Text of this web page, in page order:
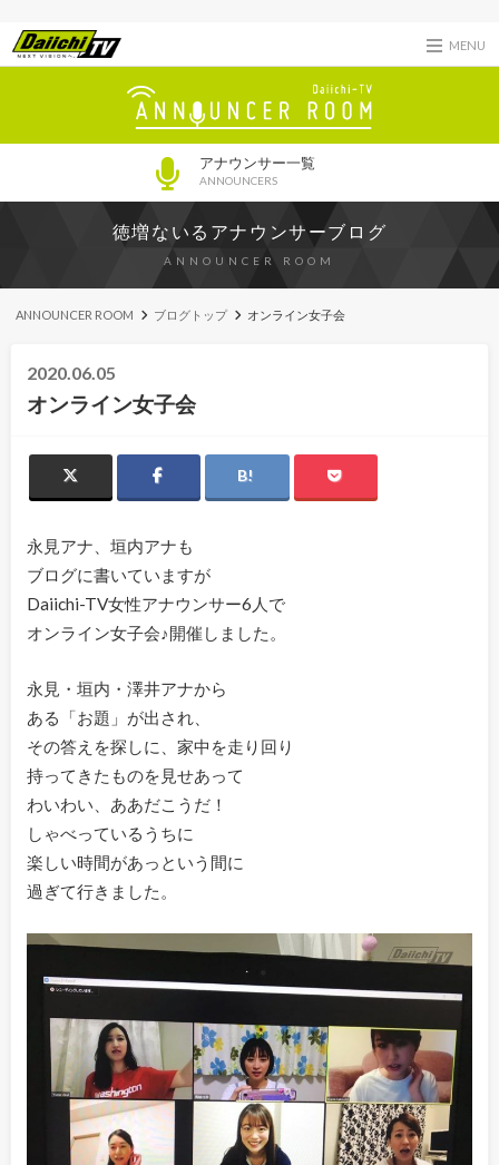
MENU
アナウンサー一覧
ANNOUNCERS
徳増ないるアナウンサーブログ
ANNOUNCER ROOM
ANNOUNCER ROOM ブログトップ オンライン女子会
2020.06.05
オンライン女子会
永見アナ、垣内アナも
ブログに書いていますが
Daiichi-TV女性アナウンサー6人で
オンライン女子会♪開催しました。
永見・垣内・澤井アナから
ある「お題」が出され、
その答えを探しに、家中を走り回り
持ってきたものを見せあって
わいわい、ああだこうだ！
しゃべっているうちに
楽しい時間があっという間に
過ぎて行きました。